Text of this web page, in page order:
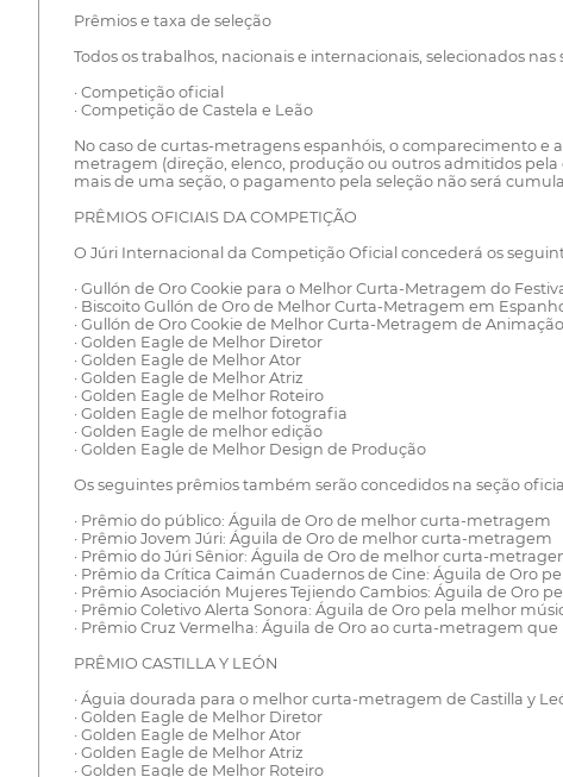
Prêmios e taxa de seleção
Todos os trabalhos, nacionais e internacionais, selecionados
· Competição oficial
· Competição de Castela e Leão
No caso de curtas-metragens espanhóis, o comparecimento e
metragem (direção, elenco, produção ou outros admitidos
mais de uma seção, o pagamento pela seleção não será
PRÊMIOS OFICIAIS DA COMPETIÇÃO
O Júri Internacional da Competição Oficial concederá os
· Gullón de Oro Cookie para o Melhor Curta-Metragem do
· Biscoito Gullón de Oro de Melhor Curta-Metragem em
· Gullón de Oro Cookie de Melhor Curta-Metragem de Animação
· Golden Eagle de Melhor Diretor
· Golden Eagle de Melhor Ator
· Golden Eagle de Melhor Atriz
· Golden Eagle de Melhor Roteiro
· Golden Eagle de melhor fotografia
· Golden Eagle de melhor edição
· Golden Eagle de Melhor Design de Produção
Os seguintes prêmios também serão concedidos na seção
· Prêmio do público: Águila de Oro de melhor curta-metragem
· Prêmio Jovem Júri: Águila de Oro de melhor curta-metragem
· Prêmio do Júri Sênior: Águila de Oro de melhor curta-
· Prêmio da Crítica Caimán Cuadernos de Cine: Águila de Oro
· Prêmio Asociación Mujeres Tejiendo Cambios: Águila de
· Prêmio Coletivo Alerta Sonora: Águila de Oro pela melhor
· Prêmio Cruz Vermelha: Águila de Oro ao curta-metragem
PRÊMIO CASTILLA Y LEÓN
· Águia dourada para o melhor curta-metragem de Castilla y
· Golden Eagle de Melhor Diretor
· Golden Eagle de Melhor Ator
· Golden Eagle de Melhor Atriz
· Golden Eagle de Melhor Roteiro